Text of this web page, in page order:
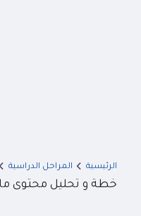
الرئيسية المراحل الدراسية
خطة و تحليل محتوى